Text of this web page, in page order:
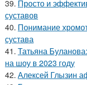
39. Просто и
суставов
40. Понимание
сустава
41. Татьяна
на шоу в 2023 году
42. Алексей Глызин